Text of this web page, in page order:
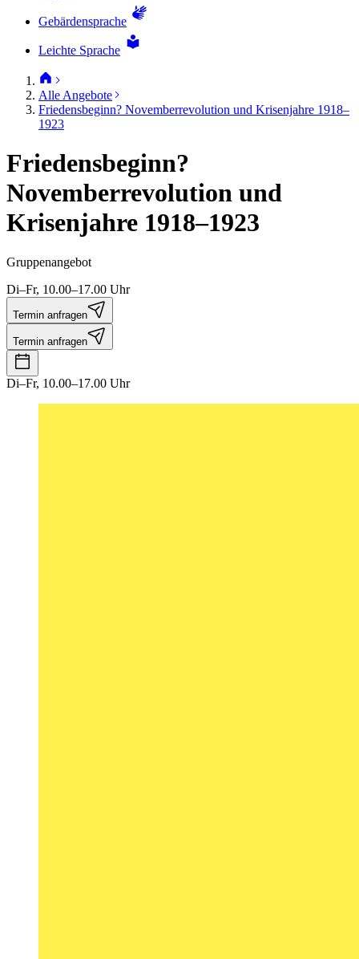
Gebärdensprache
Leichte Sprache
Alle Angebote
Friedensbeginn? Novemberrevolution und Krisenjahre 1918–
1923
Friedensbeginn?
Novemberrevolution und
Krisenjahre 1918–1923
Gruppenangebot
Di–Fr, 10.00–17.00 Uhr
Termin anfragen
Termin anfragen
Di–Fr, 10.00–17.00 Uhr